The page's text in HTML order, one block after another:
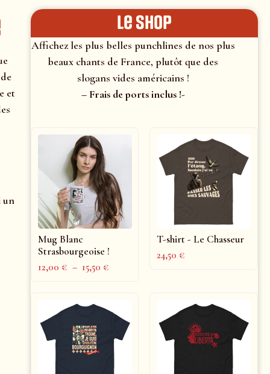
et
un
le shop
Affichez les plus belles punchlines de nos plus
beaux chants de France, plutôt que des
slogans vides américains !
– Frais de ports inclus !-
Mug Blanc
Strasbourgeoise !
12,00 € – 15,50 €
T-shirt - Le Chasseur
24,50€